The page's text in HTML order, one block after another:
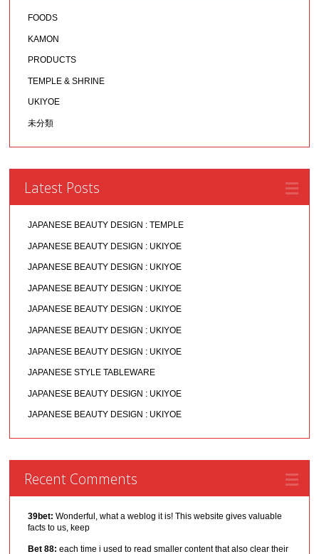
FOODS
KAMON
PRODUCTS
TEMPLE & SHRINE
UKIYOE
未分類
Latest Posts
JAPANESE BEAUTY DESIGN : TEMPLE
JAPANESE BEAUTY DESIGN : UKIYOE
JAPANESE BEAUTY DESIGN : UKIYOE
JAPANESE BEAUTY DESIGN : UKIYOE
JAPANESE BEAUTY DESIGN : UKIYOE
JAPANESE BEAUTY DESIGN : UKIYOE
JAPANESE BEAUTY DESIGN : UKIYOE
JAPANESE STYLE TABLEWARE
JAPANESE BEAUTY DESIGN : UKIYOE
JAPANESE BEAUTY DESIGN : UKIYOE
Recent Comments
39bet: Wonderful, what a weblog it is! This website gives valuable
facts to us, keep
Bet 88: each time i used to read smaller content that also clear their